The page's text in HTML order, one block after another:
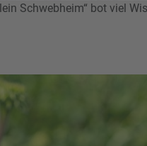
Schwebheim“ bot viel